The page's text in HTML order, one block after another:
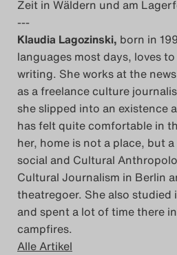
Zeit in Wäldern und am
---
Klaudia Lagozinski, born in
languages most days, loves
writing. She works at the
as a freelance culture
she slipped into an existence
has felt quite comfortable in
her, home is not a place, but
social and Cultural
Cultural Journalism in Berlin
theatregoer. She also studied
and spent a lot of time there
campfires.
Alle Artikel